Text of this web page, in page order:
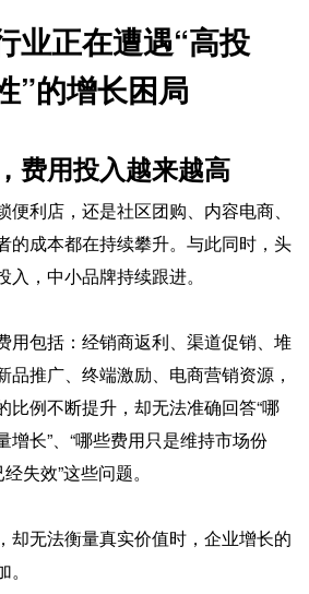
业正在遭遇“高投
”的增长困局
费用投入越来越高
利店，还是社区团购、内容电商、
的成本都在持续攀升。与此同时，头
，中小品牌持续跟进。
用包括：经销商返利、渠道促销、堆
品推广、终端激励、电商营销资源，
比例不断提升，却无法准确回答“哪
增长”、“哪些费用只是维持市场份
失效”这些问题。
却无法衡量真实价值时，企业增长的